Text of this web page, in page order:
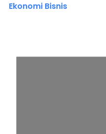
Ekonomi Bisnis